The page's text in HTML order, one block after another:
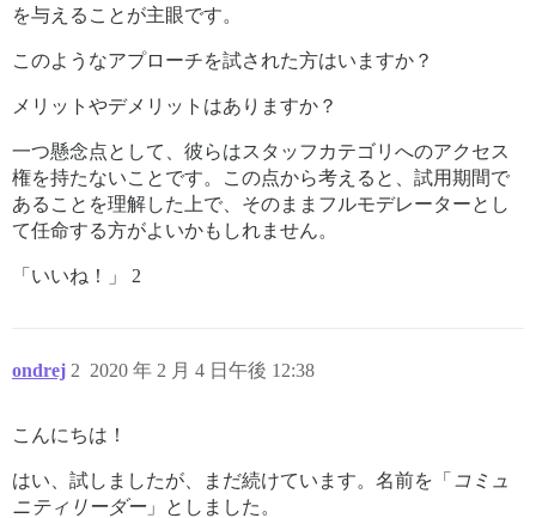
を与えることが主眼です。
このようなアプローチを試された方はいますか？
メリットやデメリットはありますか？
一つ懸念点として、彼らはスタッフカテゴリへのアクセス
権を持たないことです。この点から考えると、試用期間で
あることを理解した上で、そのままフルモデレーターとし
て任命する方がよいかもしれません。
「いいね！」 2
ondrej 2020 年 2 月 4 日午後 12:38
2
こんにちは！
はい、試しましたが、まだ続けています。名前を「 コミュ
ニティリーダー」としました。